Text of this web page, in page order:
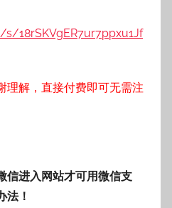
18rSKVgER7ur7ppxu1Jf
理解，直接付费即可无需注
信进入网站才可用微信支
法！